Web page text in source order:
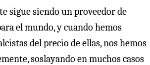
sigue siendo un proveedor de
el mundo, y cuando hemos
del precio de ellas, nos hemos
soslayando en muchos casos